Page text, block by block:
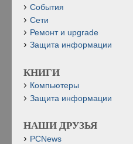
События
Сети
Ремонт и upgrade
Защита информации
КНИГИ
Компьютеры
Защита информации
НАШИ ДРУЗЬЯ
PCNews